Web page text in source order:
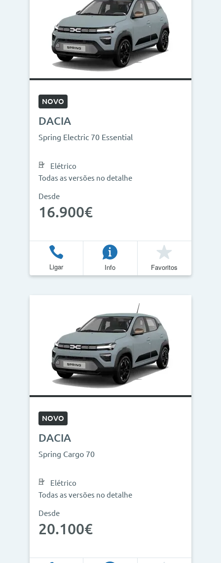
NOVO
DACIA
Spring Electric 70 Essential
Elétrico
Todas as versões no detalhe
Desde
16.900€
Ligar Info Favoritos
NOVO
DACIA
Spring Cargo 70
Elétrico
Todas as versões no detalhe
Desde
20.100€